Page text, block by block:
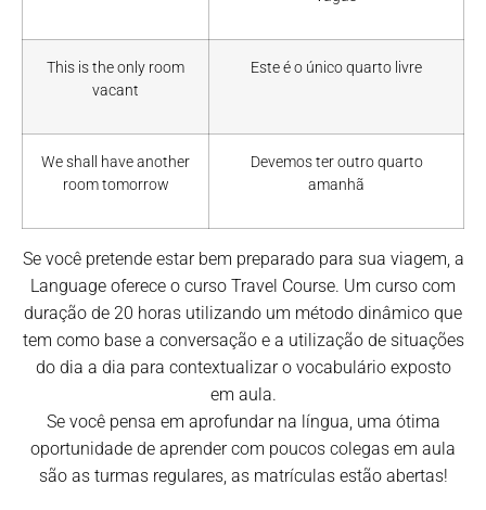
This is the only room
vacant
Este é o único quarto livre
We shall have another
room tomorrow
Devemos ter outro quarto
amanhã
Se você pretende estar bem preparado para sua viagem, a
Language oferece o curso Travel Course. Um curso com
duração de 20 horas utilizando um método dinâmico que
tem como base a conversação e a utilização de situações
do dia a dia para contextualizar o vocabulário exposto
em aula.
Se você pensa em aprofundar na língua, uma ótima
oportunidade de aprender com poucos colegas em aula
são as turmas regulares, as matrículas estão abertas!